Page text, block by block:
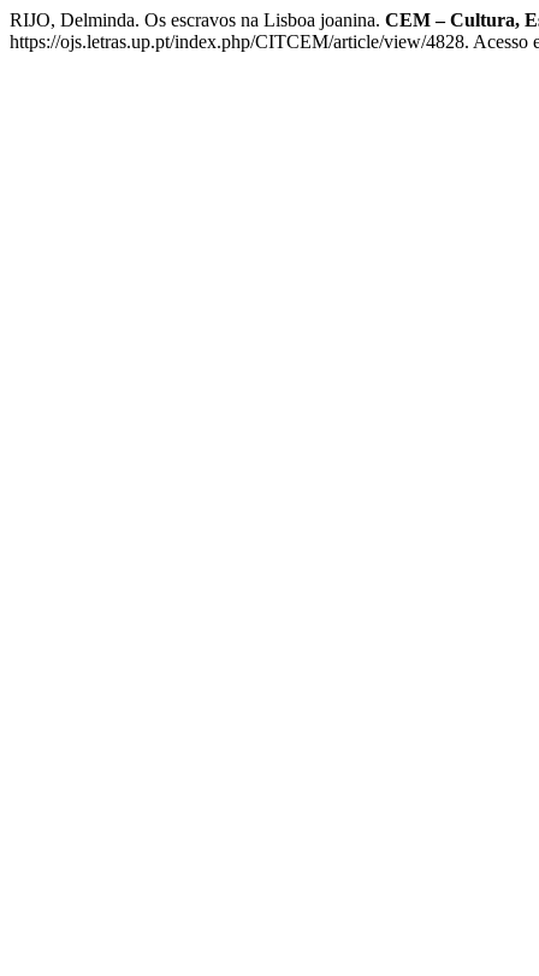
RIJO, Delminda. Os escravos na Lisboa joanina. CEM – Cultura,
https://ojs.letras.up.pt/index.php/CITCEM/article/view/4828. Acesso